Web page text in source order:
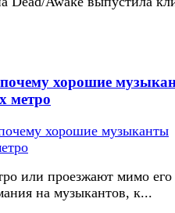
почему хорошие
метро
или проезжают мимо его
на музыкантов, к...